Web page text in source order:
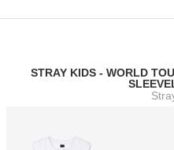
STRAY KIDS - WORLD